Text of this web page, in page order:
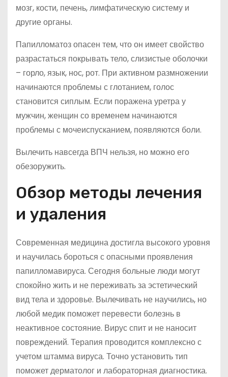
мозг, кости, печень, лимфатическую систему и
другие органы.
Папилломатоз опасен тем, что он имеет свойство
разрастаться покрывать тело, слизистые оболочки
– горло, язык, нос, рот. При активном размножении
начинаются проблемы с глотанием, голос
становится сиплым. Если поражена уретра у
мужчин, женщин со временем начинаются
проблемы с мочеиспусканием, появляются боли.
Вылечить навсегда ВПЧ нельзя, но можно его
обезоружить.
Обзор методы лечения
и удаления
Современная медицина достигла высокого уровня
и научилась бороться с опасными проявления
папилломавируса. Сегодня больные люди могут
спокойно жить и не переживать за эстетический
вид тела и здоровье. Вылечивать не научились, но
любой медик поможет перевести болезнь в
неактивное состояние. Вирус спит и не наносит
повреждений. Терапия проводится комплексно с
учетом штамма вируса. Точно установить тип
поможет дерматолог и лабораторная диагностика.